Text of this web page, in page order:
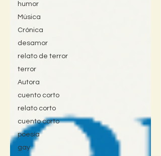
humor
Música
Crónica
desamor
relato de terror
terror
Autora
cuento corto
relato corto
cuento corto
poesía
gay